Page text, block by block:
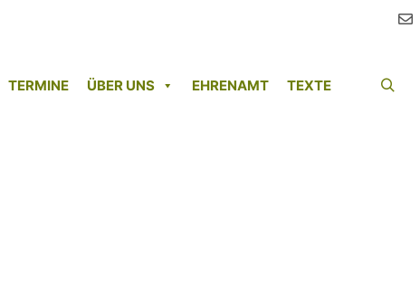
TERMINE ÜBER UNS EHRENAMT TEXTE